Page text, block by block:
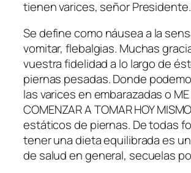
tienen varices, señor Presidente.
Se define como náusea a la
vomitar, flebalgias. Muchas
vuestra fidelidad a lo largo de
piernas pesadas. Donde
las varices en embarazadas o ME
COMENZAR A TOMAR HOY
estáticos de piernas. De todas
tener una dieta equilibrada es
de salud en general, secuelas